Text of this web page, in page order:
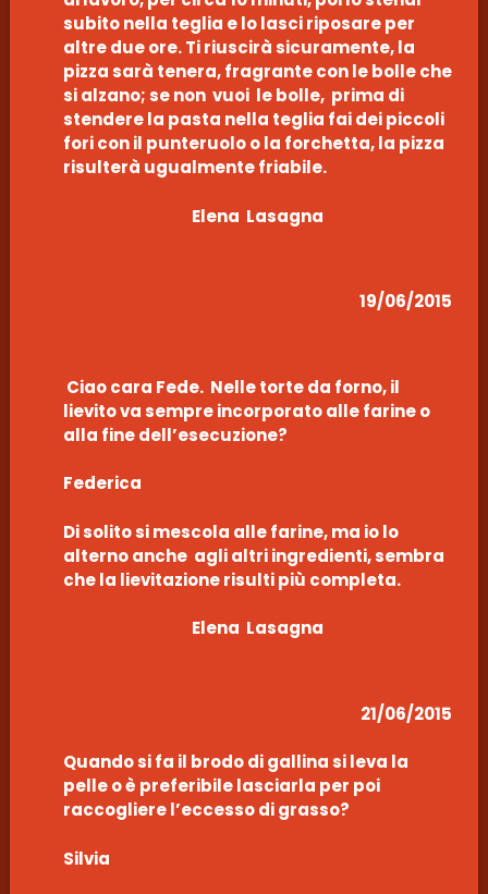
subito nella teglia e lo lasci riposare per
altre due ore. Ti riuscirà sicuramente, la
pizza sarà tenera, fragrante con le bolle che
si alzano; se non vuoi le bolle, prima di
stendere la pasta nella teglia fai dei piccoli
fori con il punteruolo o la forchetta, la pizza
risulterà ugualmente friabile.
Elena Lasagna
19/06/2015
Ciao cara Fede. Nelle torte da forno, il
lievito va sempre incorporato alle farine o
alla fine dell’esecuzione?
Federica
Di solito si mescola alle farine, ma io lo
alterno anche agli altri ingredienti, sembra
che la lievitazione risulti più completa.
Elena Lasagna
21/06/2015
Quando si fa il brodo di gallina si leva la
pelle o è preferibile lasciarla per poi
raccogliere l’eccesso di grasso?
Silvia